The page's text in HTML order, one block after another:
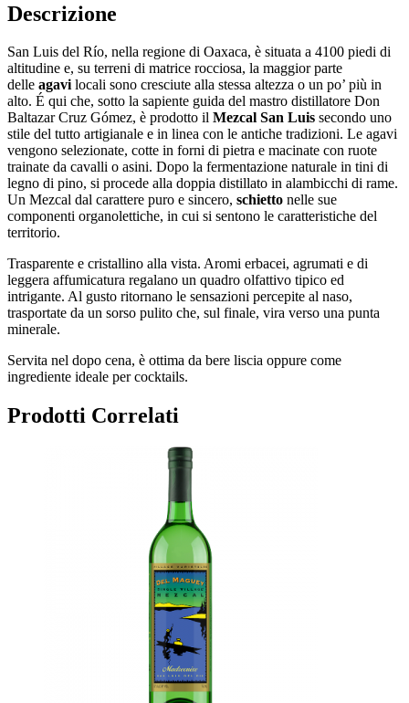
Descrizione
San Luis del Río, nella regione di Oaxaca, è situata a 4100 piedi di
altitudine e, su terreni di matrice rocciosa, la maggior parte
delle agavilocali sono cresciute alla stessa altezza o un po’ più in
alto. É qui che, sotto la sapiente guida del mastro distillatore Don
Baltazar Cruz Gómez, è prodotto il Mezcal San Luis secondo uno
stile del tutto artigianale e in linea con le antiche tradizioni. Le agavi
vengono selezionate, cotte in forni di pietra e macinate con ruote
trainate da cavalli o asini. Dopo la fermentazione naturale in tini di
legno di pino, si procede alla doppia distillato in alambicchi di rame.
Un Mezcal dal carattere puro e sincero, schietto nelle sue
componenti organolettiche, in cui si sentono le caratteristiche del
territorio.
Trasparente e cristallino alla vista. Aromi erbacei, agrumati e di
leggera affumicatura regalano un quadro olfattivo tipico ed
intrigante. Al gusto ritornano le sensazioni percepite al naso,
trasportate da un sorso pulito che, sul finale, vira verso una punta
minerale.
Servita nel dopo cena, è ottima da bere liscia oppure come
ingrediente ideale per cocktails.
Prodotti Correlati